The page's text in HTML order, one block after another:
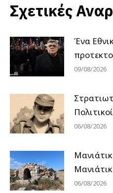
Σχετικές
Ένα
09/08/2026
Πολιτικοί
06/08/2026
06/08/2026